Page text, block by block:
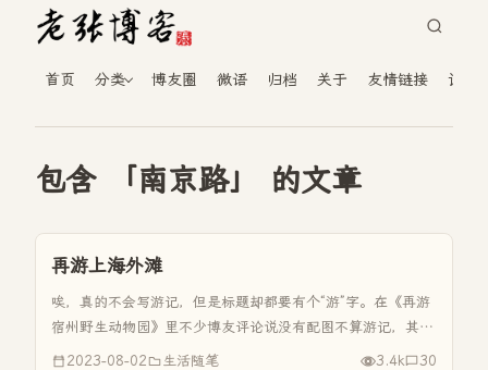
首页 分类 博友圈 微语 归档 关于 友情链接 读者
包含 「南京路」 的文章
再游上海外滩
唉，真的不会写游记，但是标题却都要有个“游”字。在《再游
宿州野生动物园》里不少博友评论说没有配图不算游记，其实
写的本来就不是游记，就是叙事。好吧，今天又写了一个“游
2023-08-02 生活随笔 3.4k 30